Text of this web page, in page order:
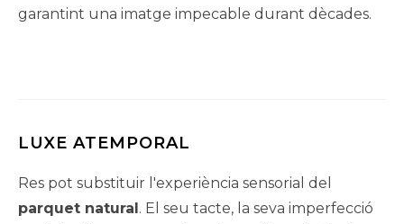
garantint una imatge impecable durant dècades.
LUXE ATEMPORAL
Res pot substituir l'experiència sensorial del
parquet natural . El seu tacte, la seva imperfecció